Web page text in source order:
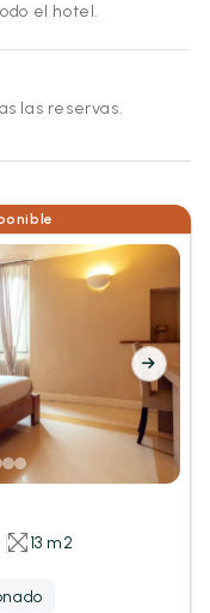
el hotel.
las reservas.
13 m2